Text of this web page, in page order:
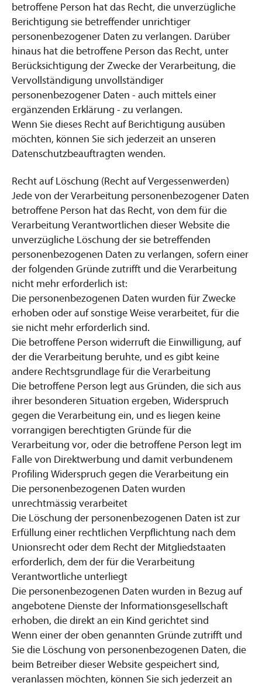
betroffene Person hat das Recht, die unverzügliche
Berichtigung sie betreffender unrichtiger
personenbezogener Daten zu verlangen. Darüber
hinaus hat die betroffene Person das Recht, unter
Berücksichtigung der Zwecke der Verarbeitung, die
Vervollständigung unvollständiger
personenbezogener Daten - auch mittels einer
ergänzenden Erklärung - zu verlangen.
Wenn Sie dieses Recht auf Berichtigung ausüben
möchten, können Sie sich jederzeit an unseren
Datenschutzbeauftragten wenden.
Recht auf Löschung (Recht auf Vergessenwerden)
Jede von der Verarbeitung personenbezogener Daten
betroffene Person hat das Recht, von dem für die
Verarbeitung Verantwortlichen dieser Website die
unverzügliche Löschung der sie betreffenden
personenbezogenen Daten zu verlangen, sofern einer
der folgenden Gründe zutrifft und die Verarbeitung
nicht mehr erforderlich ist:
Die personenbezogenen Daten wurden für Zwecke
erhoben oder auf sonstige Weise verarbeitet, für die
sie nicht mehr erforderlich sind.
Die betroffene Person widerruft die Einwilligung, auf
der die Verarbeitung beruhte, und es gibt keine
andere Rechtsgrundlage für die Verarbeitung
Die betroffene Person legt aus Gründen, die sich aus
ihrer besonderen Situation ergeben, Widerspruch
gegen die Verarbeitung ein, und es liegen keine
vorrangigen berechtigten Gründe für die
Verarbeitung vor, oder die betroffene Person legt im
Falle von Direktwerbung und damit verbundenem
Profiling Widerspruch gegen die Verarbeitung ein
Die personenbezogenen Daten wurden
unrechtmässig verarbeitet
Die Löschung der personenbezogenen Daten ist zur
Erfüllung einer rechtlichen Verpflichtung nach dem
Unionsrecht oder dem Recht der Mitgliedstaaten
erforderlich, dem der für die Verarbeitung
Verantwortliche unterliegt
Die personenbezogenen Daten wurden in Bezug auf
angebotene Dienste der Informationsgesellschaft
erhoben, die direkt an ein Kind gerichtet sind
Wenn einer der oben genannten Gründe zutrifft und
Sie die Löschung von personenbezogenen Daten, die
beim Betreiber dieser Website gespeichert sind,
veranlassen möchten, können Sie sich jederzeit an